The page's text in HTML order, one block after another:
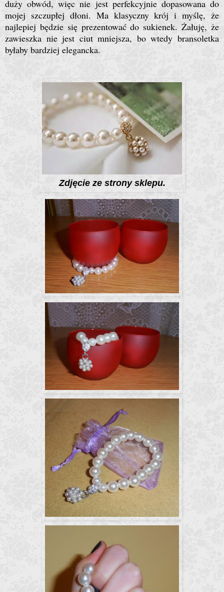
duży obwód, więc nie jest perfekcyjnie dopasowana do
mojej szczupłej dłoni. Ma klasyczny krój i myślę, że
najlepiej będzie się prezentować do sukienek. Żałuję, że
zawieszka nie jest ciut mniejsza, bo wtedy bransoletka
byłaby bardziej elegancka.
Zdjęcie ze strony sklepu.